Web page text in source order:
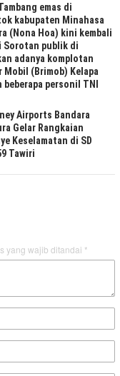
emas di
kabupaten Minahasa
(Nona Hoa) kini kembali
Sorotan publik di
adanya komplotan
Mobil (Brimob) Kelapa
beberapa personil TNI
Airports Bandara
Gelar Rangkaian
Keselamatan di SD
Tawiri
yang wajib ditandai *